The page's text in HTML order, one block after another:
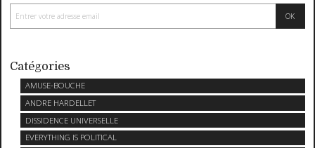
Catégories
AMUSE-BOUCHE
ANDRE HARDELLET
DISSIDENCE UNIVERSELLE
EVERYTHING IS POLITICAL